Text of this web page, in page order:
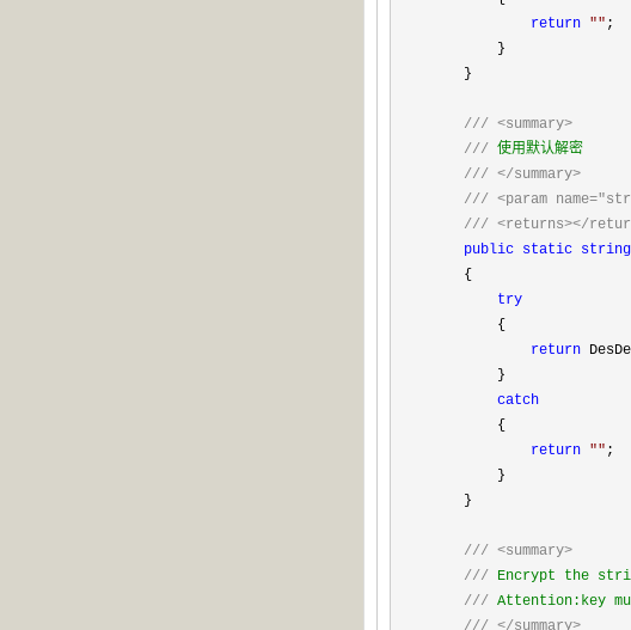
return "" ;
}
}
/// <summary>
/// 使用默认解密
/// </summary>
/// <param
/// <returns></
public static string
{
try
{
return
}
catch
{
return "" ;
}
}
/// <summary>
/// Encrypt the
/// Attention:key
/// </summary>